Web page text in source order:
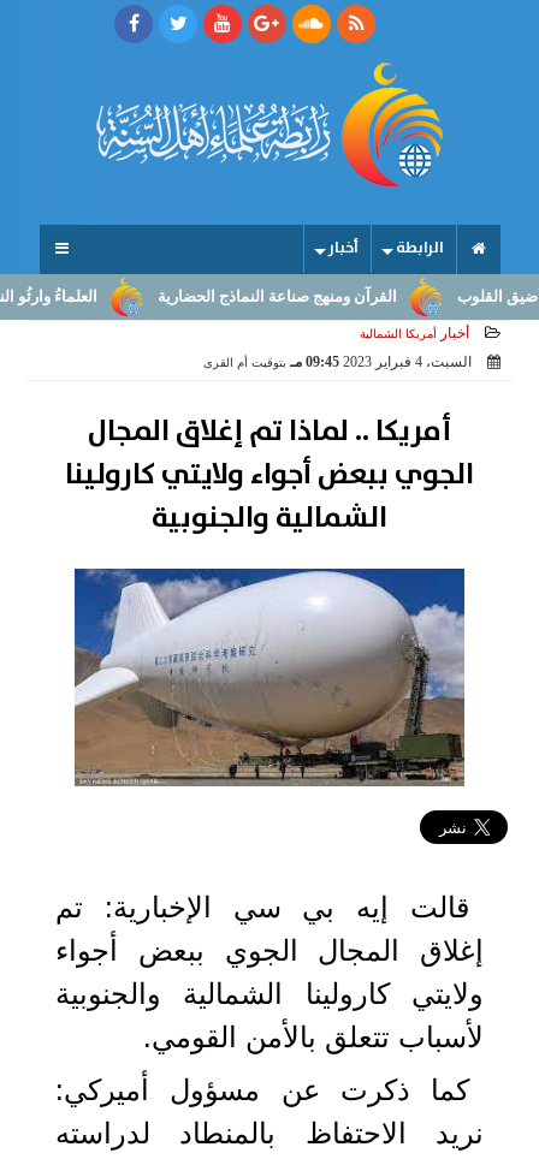
الرابطة أخبار
العلماءُ وارثُو القرآن ومنهج صناعة النماذج الحضارية
أخبار أمريكا الشمالية
السبت، 4 فبراير 2023 09:45 مـ بتوقيت أم القرى
أمريكا .. لماذا تم إغلاق المجال
الجوي ببعض أجواء ولايتي كارولينا
الشمالية والجنوبية
قالت إيه بي سي الإخبارية: تم
إغلاق المجال الجوي ببعض أجواء
ولايتي كارولينا الشمالية والجنوبية
لأسباب تتعلق بالأمن القومي.
كما ذكرت عن مسؤول أميركي:
نريد الاحتفاظ بالمنطاد لدراسته